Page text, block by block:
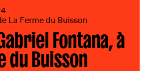
La Ferme du Buisson
Fontana, à
du Buisson